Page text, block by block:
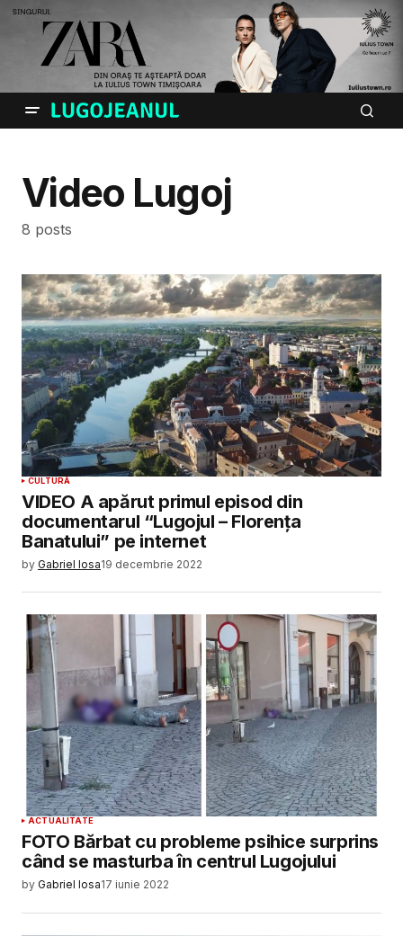
Video Lugoj
8 posts
CULTURĂ
VIDEO A apărut primul episod din
documentarul “Lugojul – Florența
Banatului” pe internet
by Gabriel Iosa19 decembrie 2022
ACTUALITATE
FOTO Bărbat cu probleme psihice surprins
când se masturba în centrul Lugojului
by Gabriel Iosa17 iunie 2022